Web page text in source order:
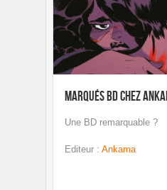
Marqués BD chez
Une BD remarquable ?
Editeur : Ankama